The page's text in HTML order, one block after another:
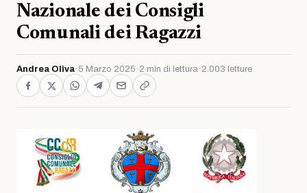
Nazionale dei Consigli
Comunali dei Ragazzi
Andrea Oliva· 5 Marzo 2025 · 2 min di lettura· 2.003 letture